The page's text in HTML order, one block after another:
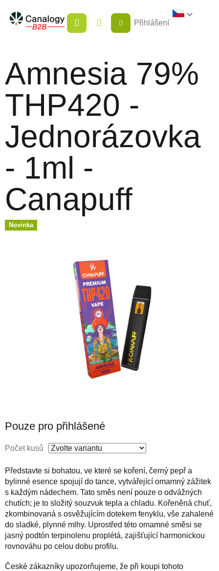
obsah
NÁKUPNÍ
KOŠÍK
Přihlášení
Amnesia 79%
THP420 -
Jednorázovka
- 1ml -
Canapuff
Novinka
Pouze pro přihlášené
Počet kusů
Představte si bohatou, ve které se koření, černý pepř a
bylinné esence spojují do tance, vytvářející omamný zážitek
s každým nádechem. Tato směs není pouze o odvážných
chutích; je to složitý souzvuk tepla a chladu. Kořeněná chuť,
zkombinovaná s osvěžujícím dotekem fenyklu, vše zahalené
do sladké, plynné mlhy. Uprostřed této omamné směsi se
jasný podtón terpinolenu proplétá, zajišťující harmonickou
rovnováhu po celou dobu profilu.
České zákazníky upozorňujeme, že při koupi tohoto